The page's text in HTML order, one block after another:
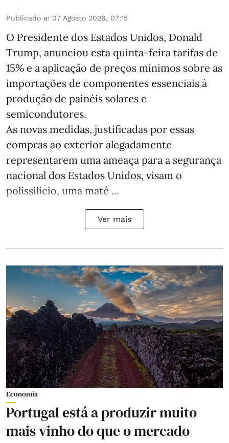
Publicado a: 07 Agosto 2026, 07:15
O Presidente dos Estados Unidos, Donald
Trump, anunciou esta quinta-feira tarifas de
15% e a aplicação de preços mínimos sobre as
importações de componentes essenciais à
produção de painéis solares e
semicondutores.
As novas medidas, justificadas por essas
compras ao exterior alegadamente
representarem uma ameaça para a segurança
nacional dos Estados Unidos, visam o
polissilício, uma maté ...
Ver mais
Economia
Portugal está a produzir muito
mais vinho do que o mercado